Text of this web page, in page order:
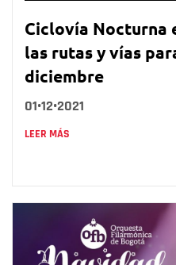
Ciclovía Nocturna
las rutas y vías
diciembre
01•12•2021
LEER MÁS